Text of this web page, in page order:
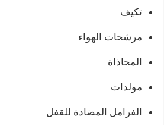
تكيف
مرشحات الهواء
المحاذاة
مولدات
الفرامل المضادة للقفل